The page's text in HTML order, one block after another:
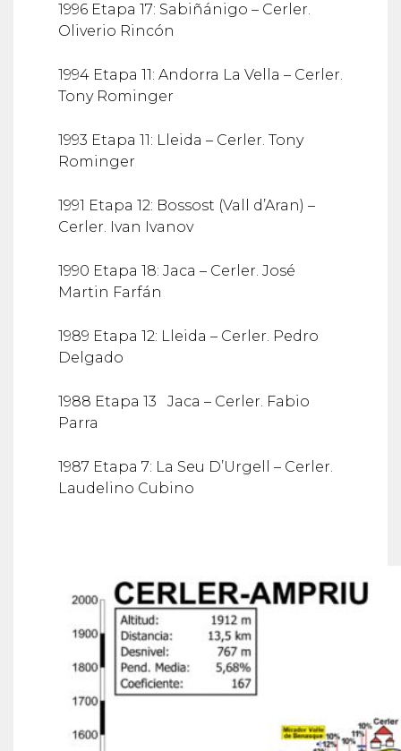
1996 Etapa 17: Sabiñánigo – Cerler.
Oliverio Rincón
1994 Etapa 11: Andorra La Vella – Cerler.
Tony Rominger
1993 Etapa 11: Lleida – Cerler. Tony
Rominger
1991 Etapa 12: Bossost (Vall d’Aran) –
Cerler. Ivan Ivanov
1990 Etapa 18: Jaca – Cerler. José
Martin Farfán
1989 Etapa 12: Lleida – Cerler. Pedro
Delgado
1988 Etapa 13 Jaca – Cerler. Fabio
Parra
1987 Etapa 7: La Seu D’Urgell – Cerler.
Laudelino Cubino